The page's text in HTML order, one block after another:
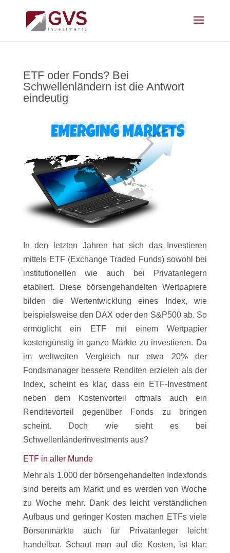
ETF oder Fonds? Bei
Schwellenländern ist die Antwort
eindeutig
In den letzten Jahren hat sich das Investieren
mittels ETF (Exchange Traded Funds) sowohl bei
institutionellen wie auch bei Privatanlegern
etabliert. Diese börsengehandelten Wertpapiere
bilden die Wertentwicklung eines Index, wie
beispielsweise den DAX oder den S&P500 ab. So
ermöglicht ein ETF mit einem Wertpapier
kostengünstig in ganze Märkte zu investieren. Da
im weltweiten Vergleich nur etwa 20% der
Fondsmanager bessere Renditen erzielen als der
Index, scheint es klar, dass ein ETF-Investment
neben dem Kostenvorteil oftmals auch ein
Renditevorteil gegenüber Fonds zu bringen
scheint. Doch wie sieht es bei
Schwellenländerinvestments aus?
ETF in aller Munde
Mehr als 1.000 der börsengehandelten Indexfonds
sind bereits am Markt und es werden von Woche
zu Woche mehr. Dank des leicht verständlichen
Aufbaus und geringer Kosten machen ETFs viele
Börsenmärkte auch für Privatanleger leicht
handelbar. Schaut man auf die Kosten, ist klar: